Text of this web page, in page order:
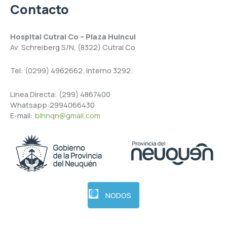
Contacto
Hospital Cutral Co – Plaza Huincul
Av. Schreiberg S/N, (8322) Cutral Co
Tel: (0299) 4962662. Interno 3292.
Linea Directa: (299) 4867400
Whatsapp:2994066430
E-mail: blhnqn@gmail.com
NODOS